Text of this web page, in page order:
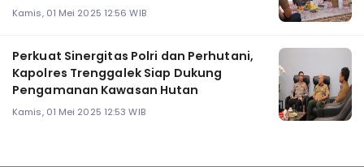
Kamis, 01 Mei 2025 12:56 WIB
Perkuat Sinergitas Polri dan Perhutani,
Kapolres Trenggalek Siap Dukung
Pengamanan Kawasan Hutan
Kamis, 01 Mei 2025 12:53 WIB